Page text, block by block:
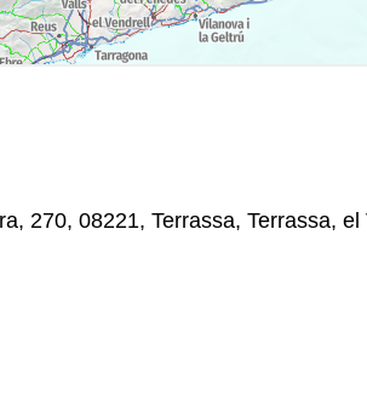
270, 08221, Terrassa, Terrassa,